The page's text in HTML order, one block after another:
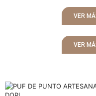
VER
VER